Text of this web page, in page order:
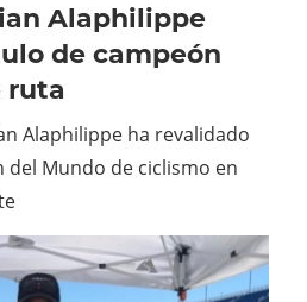
Alaphilippe
de campeón
ruta
Alaphilippe ha revalidado
Mundo de ciclismo en